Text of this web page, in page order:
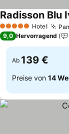
5 Sterne Hotel
Radisson Blu
9,0 Hervorragend
Ab 139 €
Preise von 14